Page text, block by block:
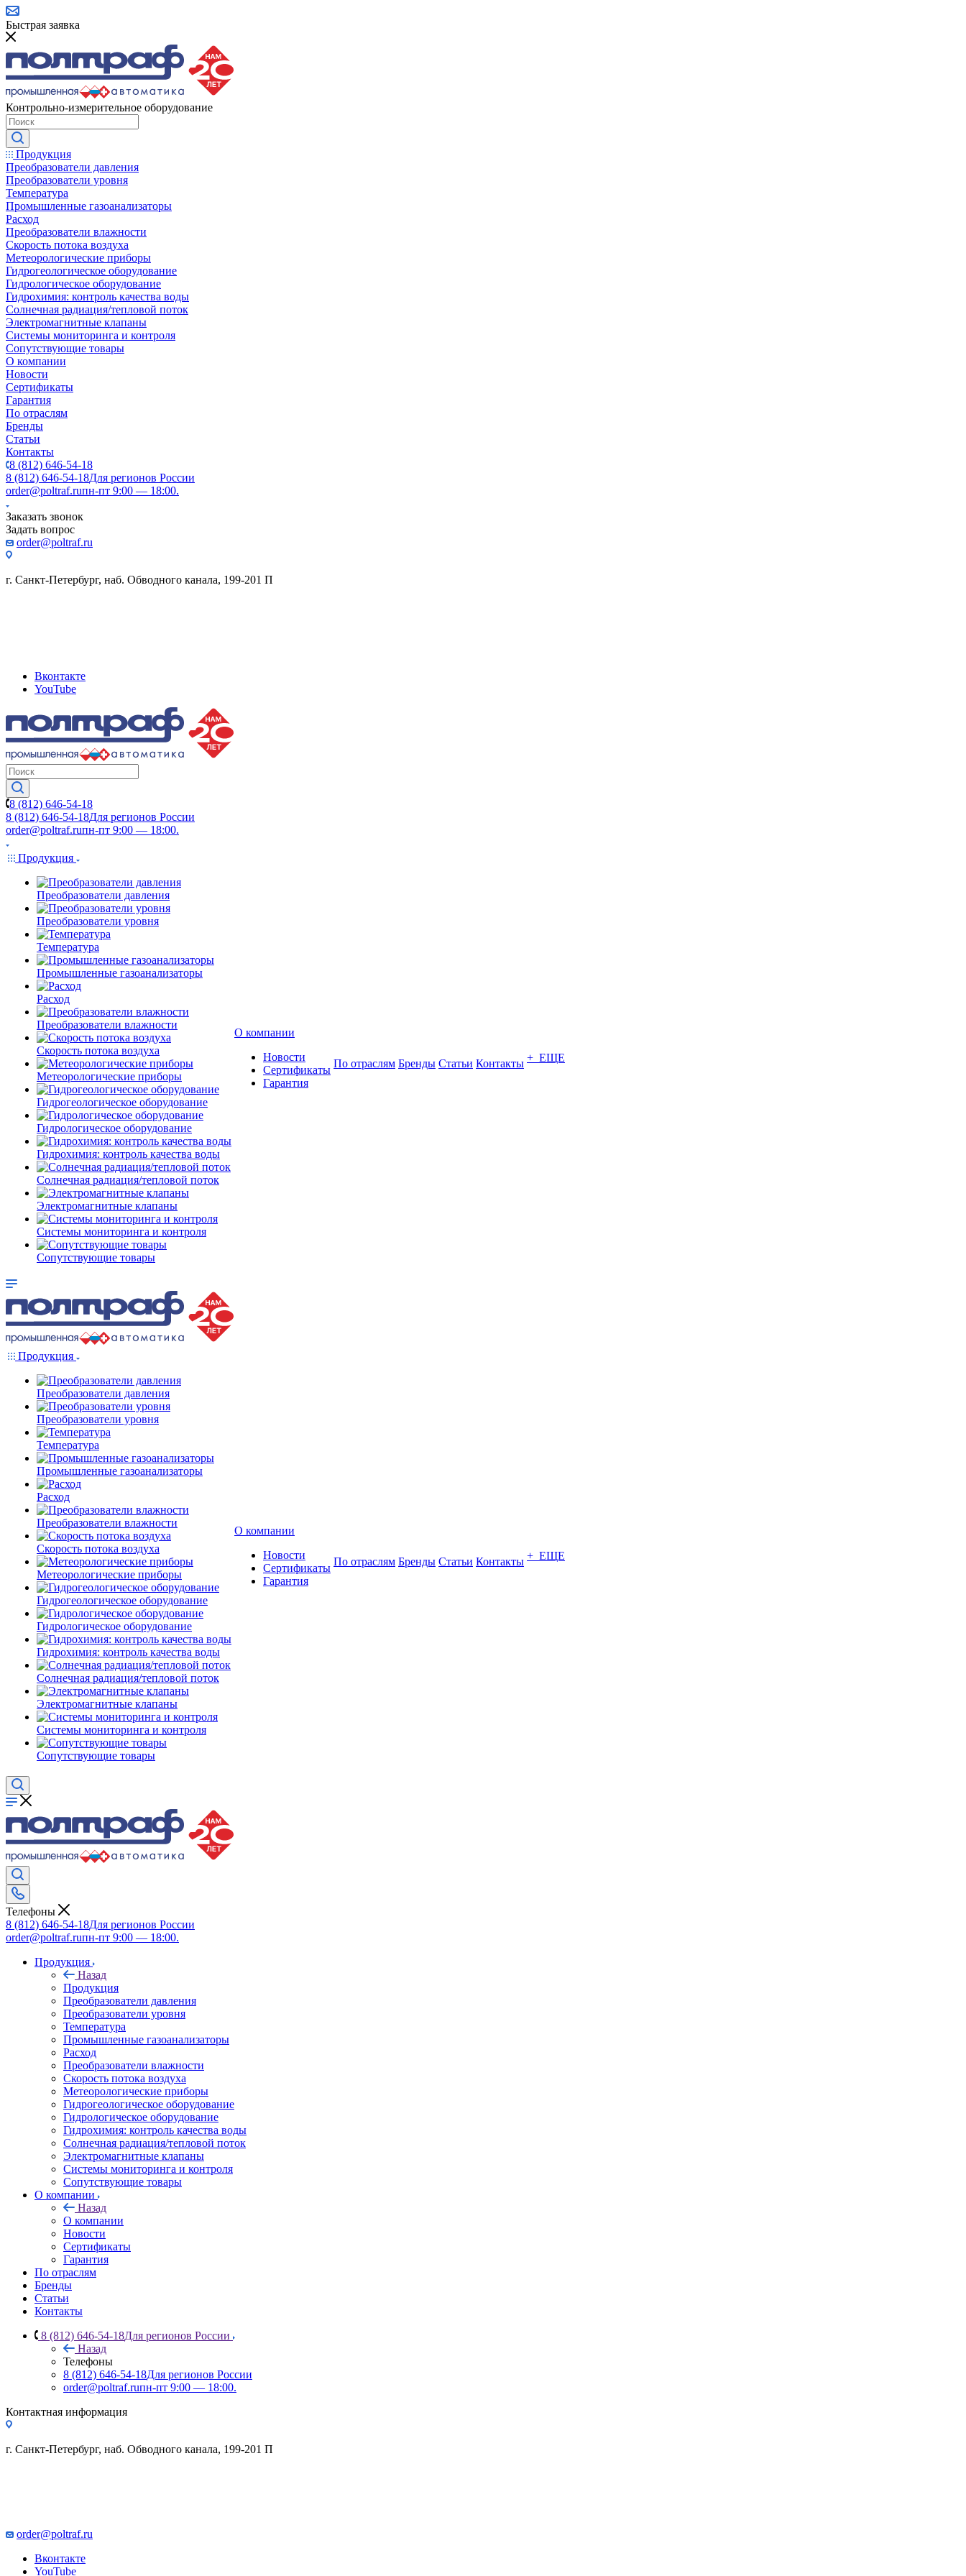
Быстрая заявка
Контрольно-измерительное оборудование
Продукция
Преобразователи давления
Преобразователи уровня
Температура
Промышленные газоанализаторы
Расход
Преобразователи влажности
Скорость потока воздуха
Метеорологические приборы
Гидрогеологическое оборудование
Гидрологическое оборудование
Гидрохимия: контроль качества воды
Солнечная радиация/тепловой поток
Электромагнитные клапаны
Системы мониторинга и контроля
Сопутствующие товары
О компании
Новости
Сертификаты
Гарантия
По отраслям
Бренды
Статьи
Контакты
8 (812) 646-54-18
8 (812) 646-54-18Для регионов России
order@poltraf.ruпн-пт 9:00 — 18:00.
Заказать звонок
Задать вопрос
order@poltraf.ru
г. Санкт-Петербург, наб. Обводного канала, 199-201 П
Вконтакте
YouTube
8 (812) 646-54-18
8 (812) 646-54-18Для регионов России
order@poltraf.ruпн-пт 9:00 — 18:00.
Продукция
Преобразователи давления
Преобразователи уровня
Температура
Промышленные газоанализаторы
Расход
Преобразователи влажности
Скорость потока воздуха
Метеорологические приборы
Гидрогеологическое оборудование
Гидрологическое оборудование
Гидрохимия: контроль качества воды
Солнечная радиация/тепловой поток
Электромагнитные клапаны
Системы мониторинга и контроля
Сопутствующие товары
О компании
Новости
Сертификаты
Гарантия
По отраслям Бренды Статьи Контакты + ЕЩЕ
Продукция
Преобразователи давления
Преобразователи уровня
Температура
Промышленные газоанализаторы
Расход
Преобразователи влажности
Скорость потока воздуха
Метеорологические приборы
Гидрогеологическое оборудование
Гидрологическое оборудование
Гидрохимия: контроль качества воды
Солнечная радиация/тепловой поток
Электромагнитные клапаны
Системы мониторинга и контроля
Сопутствующие товары
О компании
Новости
Сертификаты
Гарантия
По отраслям Бренды Статьи Контакты + ЕЩЕ
Телефоны
8 (812) 646-54-18Для регионов России
order@poltraf.ruпн-пт 9:00 — 18:00.
Продукция
Назад
Продукция
Преобразователи давления
Преобразователи уровня
Температура
Промышленные газоанализаторы
Расход
Преобразователи влажности
Скорость потока воздуха
Метеорологические приборы
Гидрогеологическое оборудование
Гидрологическое оборудование
Гидрохимия: контроль качества воды
Солнечная радиация/тепловой поток
Электромагнитные клапаны
Системы мониторинга и контроля
Сопутствующие товары
О компании
Назад
О компании
Новости
Сертификаты
Гарантия
По отраслям
Бренды
Статьи
Контакты
8 (812) 646-54-18Для регионов России
Назад
Телефоны
8 (812) 646-54-18Для регионов России
order@poltraf.ruпн-пт 9:00 — 18:00.
Контактная информация
г. Санкт-Петербург, наб. Обводного канала, 199-201 П
order@poltraf.ru
Вконтакте
YouTube